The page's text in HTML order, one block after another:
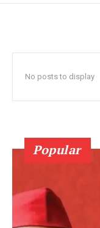
No posts to display
Popular